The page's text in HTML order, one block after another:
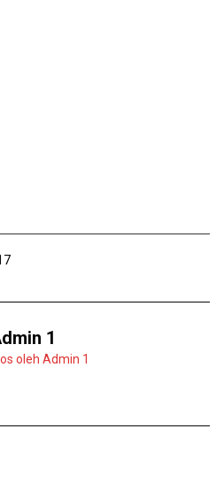
1
oleh Admin 1